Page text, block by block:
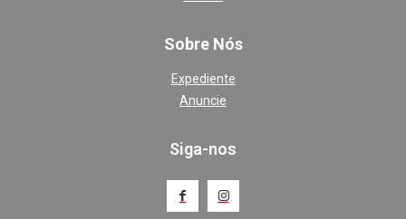
Sobre Nós
Expediente
Anuncie
Siga-nos